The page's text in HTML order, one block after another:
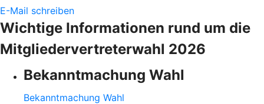
E-Mail schreiben
Wichtige Informationen rund um die
Mitgliedervertreterwahl 2026
Bekanntmachung Wahl
Bekanntmachung Wahl